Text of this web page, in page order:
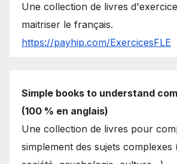
Une collection de livres
maitriser le français.
https://payhip.com/ExercicesFLE
Simple books to understand
(100 % en anglais)
Une collection de livres pour
simplement des sujets complexes